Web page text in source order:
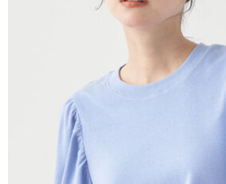
2.透過簡訊連結打開帳單後，可選擇「超商條碼
帳／街口支付／iPASS MONEY」等通路繳費。
1.本服務係由「台灣大哥大股份有限公司」（以
用戶於交易時，得透過本服務購買商品或服務，
買賣價金債權讓與本公司後，依約使用本公司帳
2.基於同意付款使用「大哥付你分期」之契約關
資料（包含姓名、電話或地址）提供予台灣大哥
由本公司與您本人進行分期帳單所需資料之確認
3.完整用戶服務條款，請詳閱以下連結：
https://
１．於結帳方式選擇「AFTEE先享後付」後，將
結帳頁面，進行簡訊認證並確認金額後，即可完
２．訂單成立數日內，您將收到繳費通知簡訊。
３．收到繳費通知簡訊後14天內，點擊此簡訊中
ATM／網路銀行／等多元方式進行付款，方視為
※ 請注意：結帳手續完成當下不需立刻繳費，但
購買商品的店家。未經商家同意取消之訂單仍視
後付繳納相關費用。
※ 交易是否成功請以「AFTEE先享後付 」之結
是否繳費成功／繳費後需取消欲退款等相關疑問
客戶支援中心」 https://
【注意事項】
每筆NT$60，滿NT$388(含以上)免運費
每筆NT$60，滿NT$888(含以上)免運費
萊爾富純取貨
每筆NT$60，滿NT$888(含以上)免運費
7-11取貨付款